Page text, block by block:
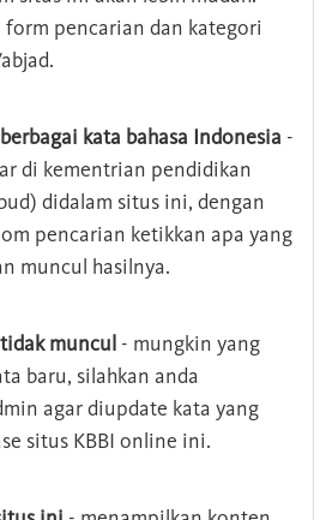
form pencarian dan kategori
kata bahasa Indonesia -
di kementrian pendidikan
didalam situs ini, dengan
pencarian ketikkan apa yang
muncul hasilnya.
muncul - mungkin yang
baru, silahkan anda
agar diupdate kata yang
situs KBBI online ini.